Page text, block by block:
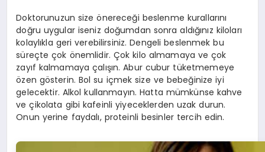
Doktorunuzun size önereceği beslenme kurallarını
doğru uygular iseniz doğumdan sonra aldığınız kiloları
kolaylıkla geri verebilirsiniz. Dengeli beslenmek bu
süreçte çok önemlidir. Çok kilo almamaya ve çok
zayıf kalmamaya çalışın. Abur cubur tüketmemeye
özen gösterin. Bol su içmek size ve bebeğinize iyi
gelecektir. Alkol kullanmayın. Hatta mümkünse kahve
ve çikolata gibi kafeinli yiyeceklerden uzak durun.
Onun yerine faydalı, proteinli besinler tercih edin.